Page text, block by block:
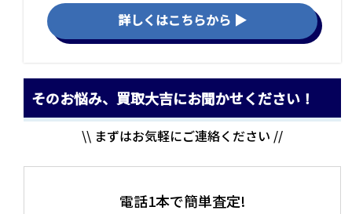
詳しくはこちらから ▶
そのお悩み、買取大吉にお聞かせください！
\\ まずはお気軽にご連絡ください //
電話1本で簡単査定!